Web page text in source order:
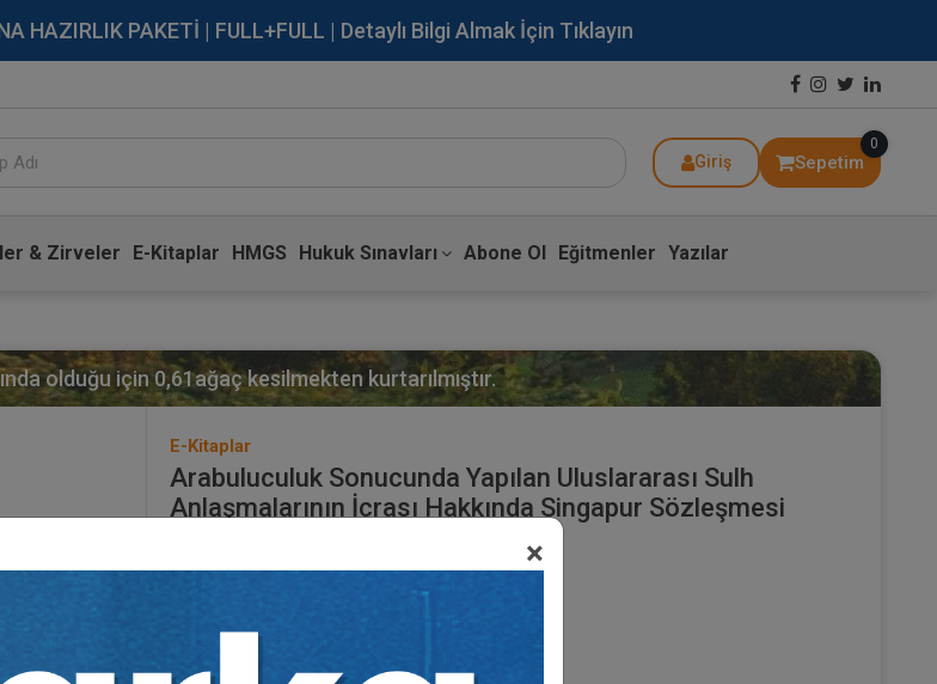
HAZIRLIK PAKETİ | FULL+FULL | Detaylı Bilgi Almak İçin Tıklayın
Giriş Sepetim
0
& Zirveler E-Kitaplar HMGS Hukuk Sınavları Abone Ol Eğitmenler Yazılar
×
olduğu için0,61ağaç kesilmekten kurtarılmıştır.
E-Kitaplar
Arabuluculuk Sonucunda Yapılan Uluslararası Sulh
Anlaşmalarının İcrası Hakkında Singapur Sözleşmesi
Yayınevi: Aristo Yayınevi
Sayfa Sayısı:
Yayın Tarihi: 28.06.2021